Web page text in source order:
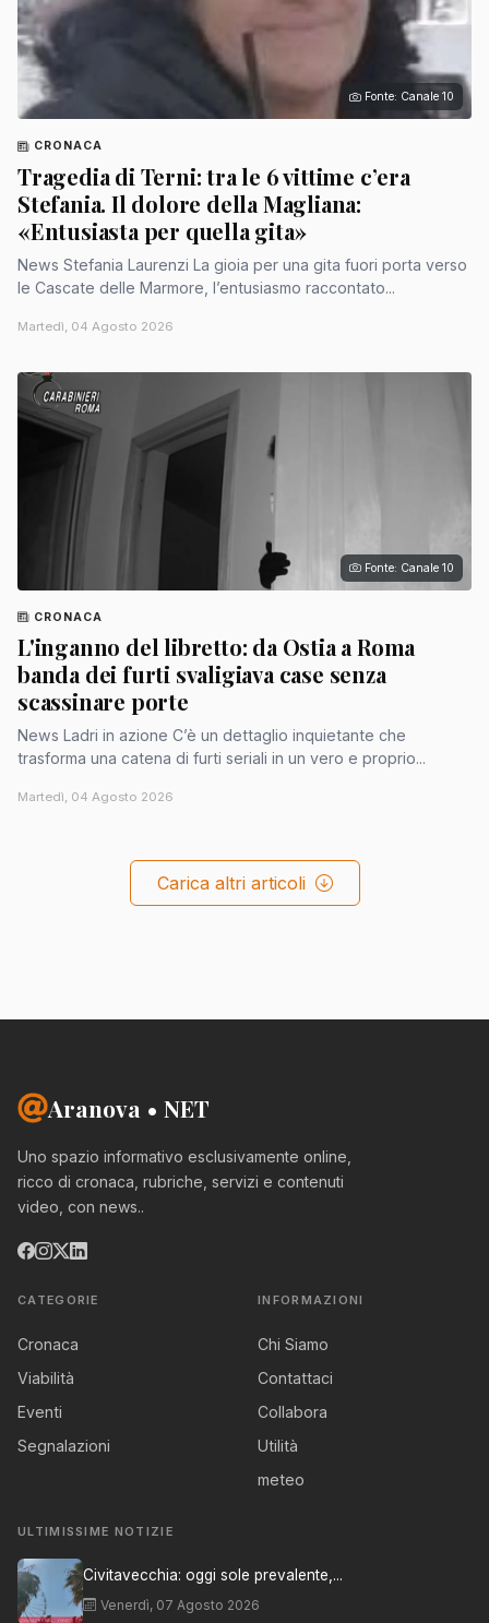
Fonte: Canale 10
CRONACA
Tragedia di Terni: tra le 6 vittime c’era
Stefania. Il dolore della Magliana:
«Entusiasta per quella gita»
News Stefania Laurenzi La gioia per una gita fuori porta verso
le Cascate delle Marmore, l’entusiasmo raccontato...
Martedì, 04 Agosto 2026
Fonte: Canale 10
CRONACA
L'inganno del libretto: da Ostia a Roma
banda dei furti svaligiava case senza
scassinare porte
News Ladri in azione C’è un dettaglio inquietante che
trasforma una catena di furti seriali in un vero e proprio...
Martedì, 04 Agosto 2026
Carica altri articoli
Aranova • NET
Uno spazio informativo esclusivamente online,
ricco di cronaca, rubriche, servizi e contenuti
video, con news..
CATEGORIE
Cronaca
Viabilità
Eventi
Segnalazioni
INFORMAZIONI
Chi Siamo
Contattaci
Collabora
Utilità
meteo
ULTIMISSIME NOTIZIE
Civitavecchia: oggi sole prevalente,...
Venerdì, 07 Agosto 2026